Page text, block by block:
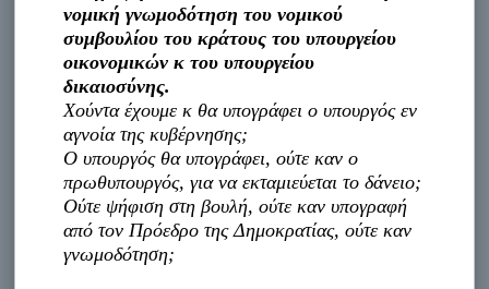
νομική γνωμοδότηση του νομικού
συμβουλίου του κράτους του υπουργείου
οικονομικών κ του υπουργείου
δικαιοσύνης.
Χούντα έχουμε κ θα υπογράφει ο υπουργός εν
αγνοία της κυβέρνησης;
O υπουργός θα υπογράφει, ούτε καν ο
πρωθυπουργός, για να εκταμιεύεται το δάνειο;
Oύτε ψήφιση στη βουλή, ούτε καν υπογραφή
από τον Πρόεδρο της Δημοκρατίας, ούτε καν
γνωμοδότηση;